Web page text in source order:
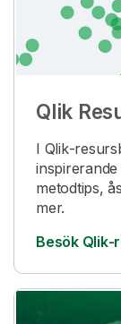
Qlik
I Qlik-
metodtips,
mer.
Besök Qlik-